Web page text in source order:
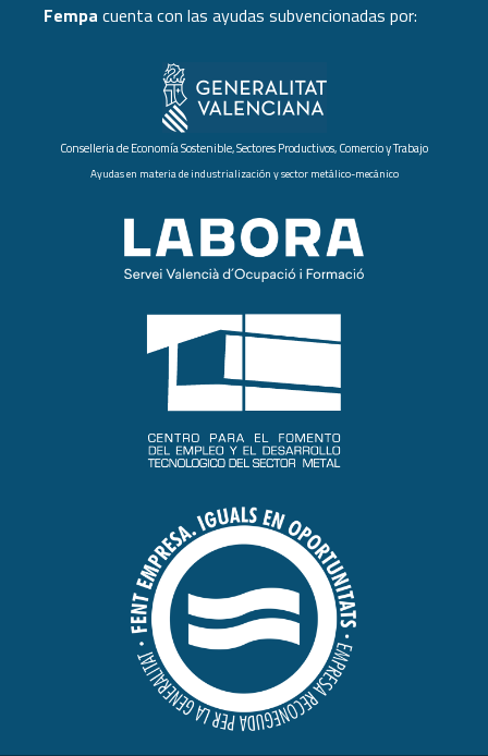
Fempa cuenta con las ayudas subvencionadas por:
Conselleria de Economía Sostenible, Sectores Productivos, Comercio y Trabajo
Ayudas en materia de industrialización y sector metálico-mecánico